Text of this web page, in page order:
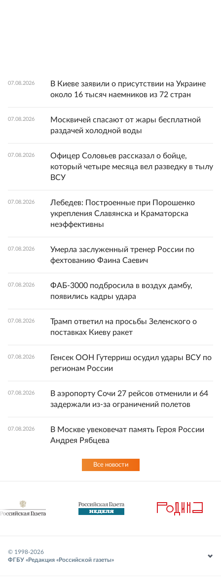
07.08.2026
В Киеве заявили о присутствии на Украине
около 16 тысяч наемников из 72 стран
07.08.2026
Москвичей спасают от жары бесплатной
раздачей холодной воды
07.08.2026
Офицер Соловьев рассказал о бойце,
который четыре месяца вел разведку в тылу
ВСУ
07.08.2026
Лебедев: Построенные при Порошенко
укрепления Славянска и Краматорска
неэффективны
07.08.2026
Умерла заслуженный тренер России по
фехтованию Фаина Саевич
07.08.2026
ФАБ-3000 подбросила в воздух дамбу,
появились кадры удара
07.08.2026
Трамп ответил на просьбы Зеленского о
поставках Киеву ракет
07.08.2026
Генсек ООН Гутерриш осудил удары ВСУ по
регионам России
07.08.2026
В аэропорту Сочи 27 рейсов отменили и 64
задержали из-за ограничений полетов
07.08.2026
В Москве увековечат память Героя России
Андрея Рябцева
Все новости
© 1998-2026
ФГБУ «Редакция «Российской газеты»